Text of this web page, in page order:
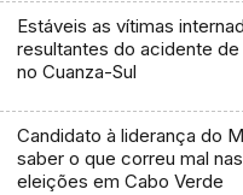
Estáveis as vítimas
resultantes do acidente de
no Cuanza-Sul
Candidato à liderança do
saber o que correu mal
eleições em Cabo Verde